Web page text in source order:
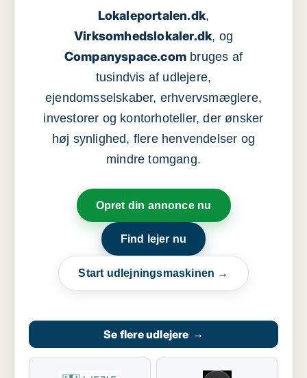
Lokaleportalen.dk,
Virksomhedslokaler.dk, og
Companyspace.com bruges af
tusindvis af udlejere,
ejendomsselskaber, erhvervsmæglere,
investorer og kontorhoteller, der ønsker
høj synlighed, flere henvendelser og
mindre tomgang.
Opret din annonce nu
Find lejer nu
Start udlejningsmaskinen →
Se flere udlejere →